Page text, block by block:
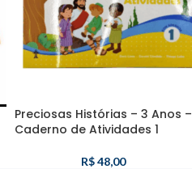
Preciosas Histórias – 3 Anos –
Caderno de Atividades 1
R$48,00